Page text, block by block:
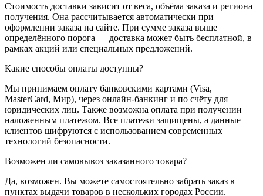
Стоимость доставки зависит от веса, объёма заказа и региона
получения. Она рассчитывается автоматически при
оформлении заказа на сайте. При сумме заказа выше
определённого порога — доставка может быть бесплатной, в
рамках акций или специальных предложений.
Какие способы оплаты доступны?
Мы принимаем оплату банковскими картами (Visa,
MasterCard, Мир), через онлайн-банкинг и по счёту для
юридических лиц. Также возможна оплата при получении
наложенным платежом. Все платежи защищены, а данные
клиентов шифруются с использованием современных
технологий безопасности.
Возможен ли самовывоз заказанного товара?
Да, возможен. Вы можете самостоятельно забрать заказ в
пунктах выдачи товаров в нескольких городах России.